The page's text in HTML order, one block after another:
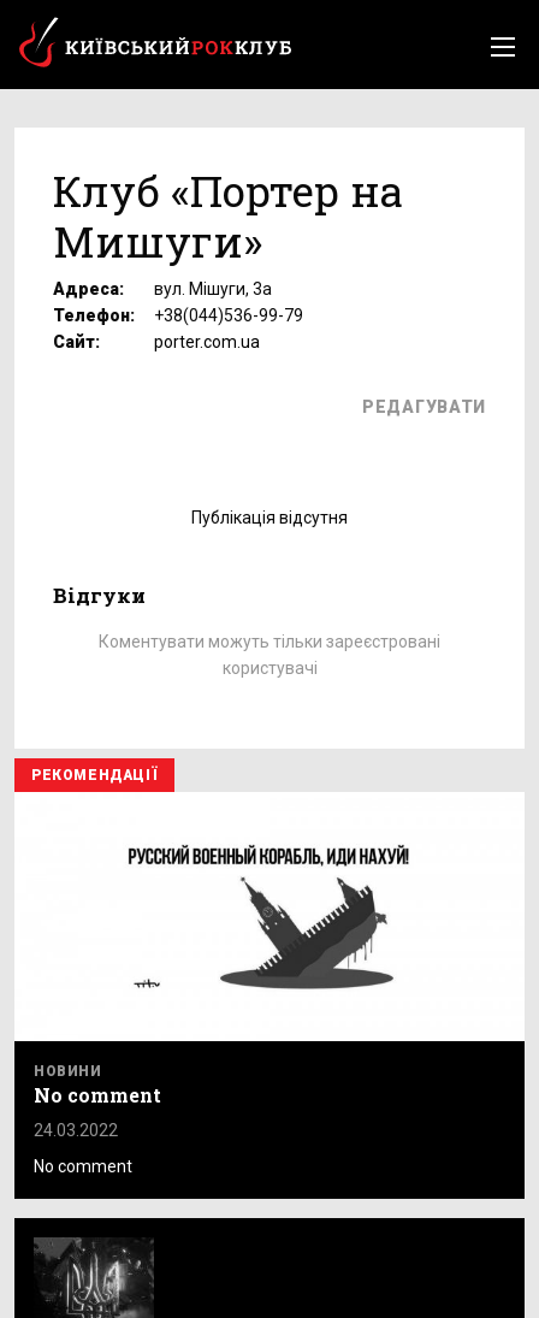
Клуб «Портер на
Мишуги»
Адреса:
вул. Мішуги, 3а
Телефон:
+38(044)536-99-79
Сайт:
porter.com.ua
РЕДАГУВАТИ
Публікація відсутня
Відгуки
Коментувати можуть тільки зареєстровані
користувачі
РЕКОМЕНДАЦІЇ
НОВИНИ
No comment
24.03.2022
No comment